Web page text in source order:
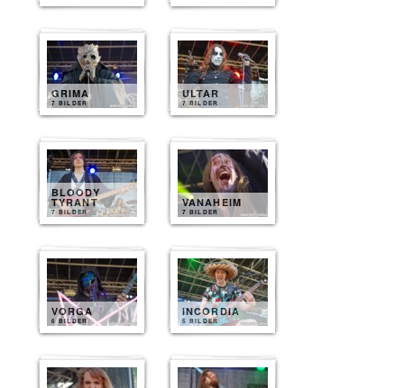
GRIMA
7 BILDER
ULTAR
7 BILDER
BLOODY
TYRANT
7 BILDER
VANAHEIM
7 BILDER
VORGA
6 BILDER
INCORDIA
5 BILDER